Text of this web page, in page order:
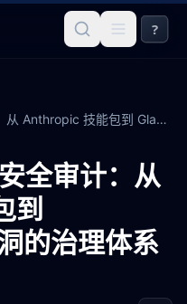
?
AI Agent 技能包安全审计：从 Anthropic 技能包到 Glasswing 万漏洞的治理体系
全审计：从
到
的治理体系